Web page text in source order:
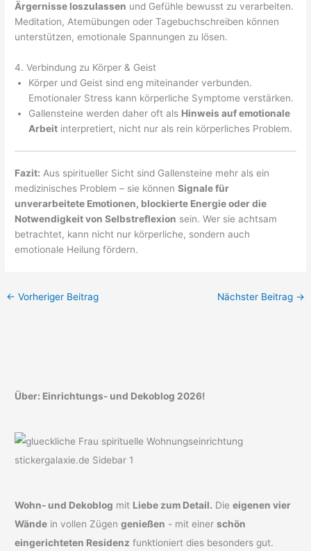
Ärgernisse loszulassen und Gefühle bewusst zu verarbeiten.
Meditation, Atemübungen oder Tagebuchschreiben können
unterstützen, emotionale Spannungen zu lösen.
4. Verbindung zu Körper & Geist
Körper und Geist sind eng miteinander verbunden.
Emotionaler Stress kann körperliche Symptome verstärken.
Gallensteine werden daher oft als Hinweis auf emotionale
Arbeit interpretiert, nicht nur als rein körperliches Problem.
Fazit: Aus spiritueller Sicht sind Gallensteine mehr als ein
medizinisches Problem – sie könnenSignale für
unverarbeitete Emotionen, blockierte Energie oder die
Notwendigkeit von Selbstreflexion sein. Wer sie achtsam
betrachtet, kann nicht nur körperliche, sondern auch
emotionale Heilung fördern.
← Vorheriger Beitrag Nächster Beitrag →
Über: Einrichtungs- und Dekoblog 2026!
Wohn- und Dekoblog mit Liebe zum Detail. Dieeigenen vier
Wände in vollen Zügengenießen - mit einerschön
eingerichteten Residenz funktioniert dies besonders gut.